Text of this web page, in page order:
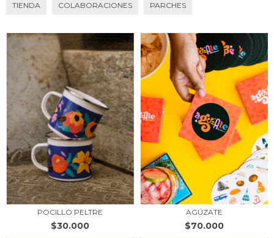
TIENDA COLABORACIONES PARCHES
POCILLO PELTRE
$30.000
AGÚZATE
$70.000